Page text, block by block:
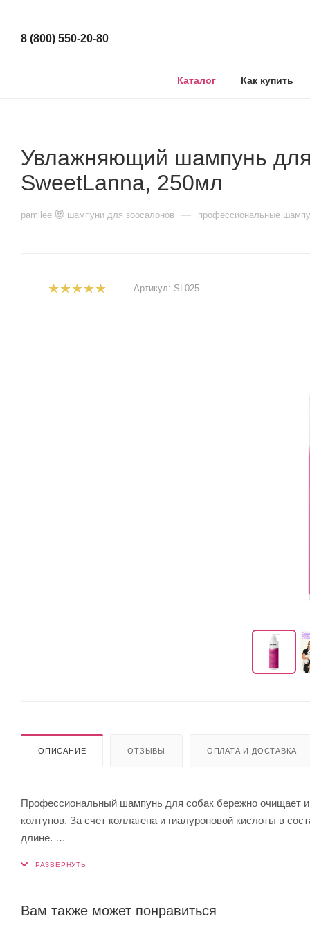
8 (800) 550-20-80
Каталог Как купить
Увлажняющий шампунь
SweetLanna, 250мл
pamilee 😻 шампуни для зоосалонов — профессиональные
Артикул: SL025
ОПИСАНИЕ ОТЗЫВЫ ОПЛАТА И ДОСТАВКА
Профессиональный шампунь для собак бережно очищает
колтунов. За счет коллагена и гиалуроновой кислоты в
длине.
Подходит для всех пород собак с ниспадающей шерстью:
Вам также может понравиться